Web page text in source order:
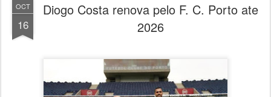
OCT
16
Diogo Costa renova pelo F. C. Porto ate
2026